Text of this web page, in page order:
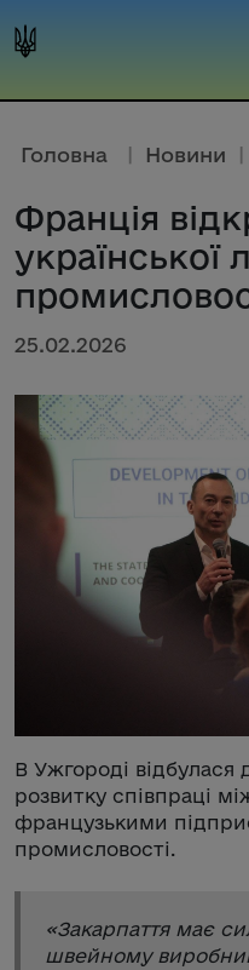
Головна | Новини |
Франція
української
25.02.2026
В Ужгороді відбулася
розвитку співпраці
французькими
промисловості.
«Закарпаття має
швейному